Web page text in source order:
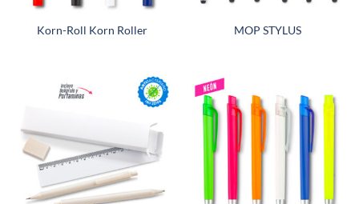
Korn-Roll Korn Roller MOP STYLUS